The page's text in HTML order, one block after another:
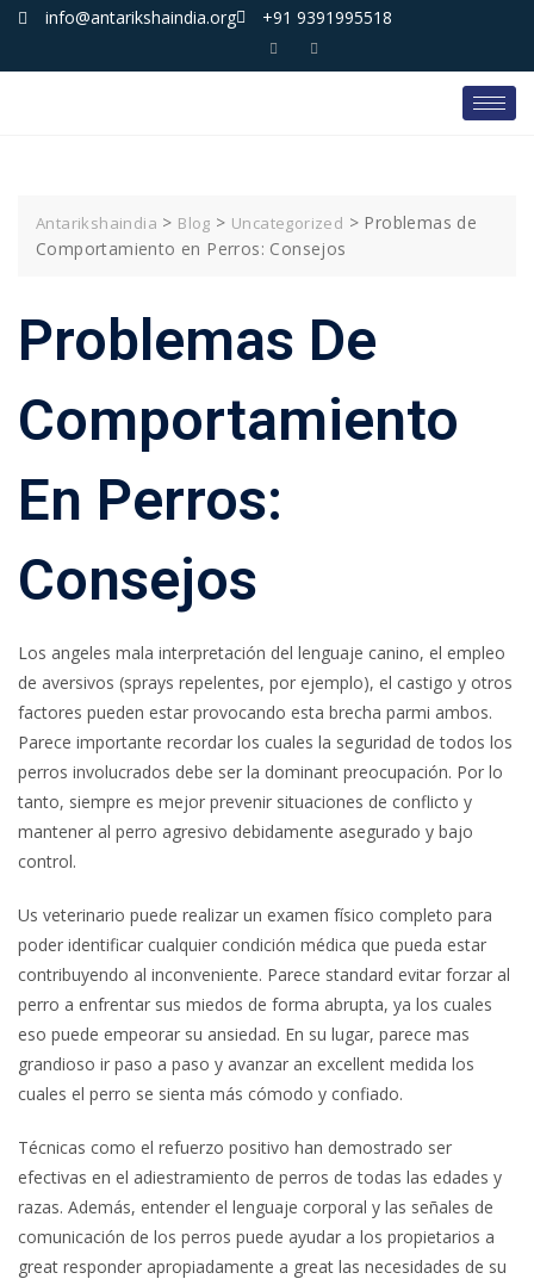
info@antarikshaindia.org +91 9391995518
Antarikshaindia > Blog > Uncategorized > Problemas de
Comportamiento en Perros: Consejos
Problemas De
Comportamiento
En Perros:
Consejos
Los angeles mala interpretación del lenguaje canino, el empleo
de aversivos (sprays repelentes, por ejemplo), el castigo y otros
factores pueden estar provocando esta brecha parmi ambos.
Parece importante recordar los cuales la seguridad de todos los
perros involucrados debe ser la dominant preocupación. Por lo
tanto, siempre es mejor prevenir situaciones de conflicto y
mantener al perro agresivo debidamente asegurado y bajo
control.
Us veterinario puede realizar un examen físico completo para
poder identificar cualquier condición médica que pueda estar
contribuyendo al inconveniente. Parece standard evitar forzar al
perro a enfrentar sus miedos de forma abrupta, ya los cuales
eso puede empeorar su ansiedad. En su lugar, parece mas
grandioso ir paso a paso y avanzar an excellent medida los
cuales el perro se sienta más cómodo y confiado.
Técnicas como el refuerzo positivo han demostrado ser
efectivas en el adiestramiento de perros de todas las edades y
razas. Además, entender el lenguaje corporal y las señales de
comunicación de los perros puede ayudar a los propietarios a
great responder apropiadamente a great las necesidades de su